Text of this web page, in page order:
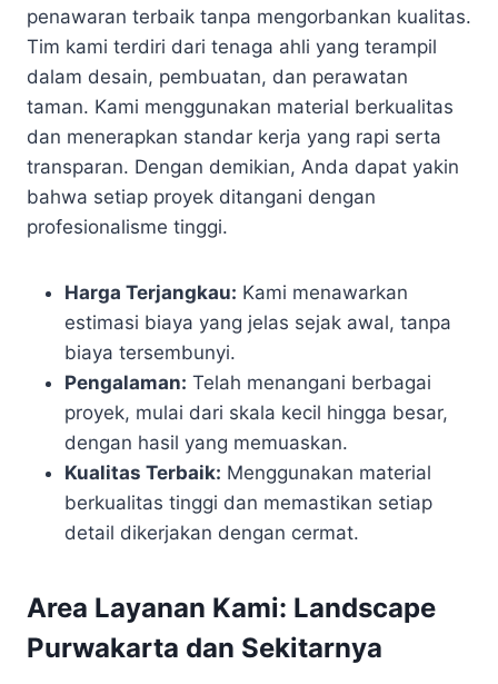
penawaran terbaik tanpa mengorbankan kualitas.
Tim kami terdiri dari tenaga ahli yang terampil
dalam desain, pembuatan, dan perawatan
taman. Kami menggunakan material berkualitas
dan menerapkan standar kerja yang rapi serta
transparan. Dengan demikian, Anda dapat yakin
bahwa setiap proyek ditangani dengan
profesionalisme tinggi.
Harga Terjangkau: Kami menawarkan
estimasi biaya yang jelas sejak awal, tanpa
biaya tersembunyi.
Pengalaman: Telah menangani berbagai
proyek, mulai dari skala kecil hingga besar,
dengan hasil yang memuaskan.
Kualitas Terbaik: Menggunakan material
berkualitas tinggi dan memastikan setiap
detail dikerjakan dengan cermat.
Area Layanan Kami: Landscape
Purwakarta dan Sekitarnya